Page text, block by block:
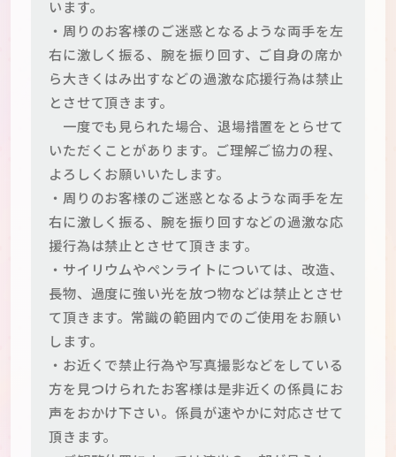
います。
・周りのお客様のご迷惑となるような両手を左
右に激しく振る、腕を振り回す、ご自身の席か
ら大きくはみ出すなどの過激な応援行為は禁止
とさせて頂きます。
一度でも見られた場合、退場措置をとらせて
いただくことがあります。ご理解ご協力の程、
よろしくお願いいたします。
・周りのお客様のご迷惑となるような両手を左
右に激しく振る、腕を振り回すなどの過激な応
援行為は禁止とさせて頂きます。
・サイリウムやペンライトについては、改造、
長物、過度に強い光を放つ物などは禁止とさせ
て頂きます。常識の範囲内でのご使用をお願い
します。
・お近くで禁止行為や写真撮影などをしている
方を見つけられたお客様は是非近くの係員にお
声をおかけ下さい。係員が速やかに対応させて
頂きます。